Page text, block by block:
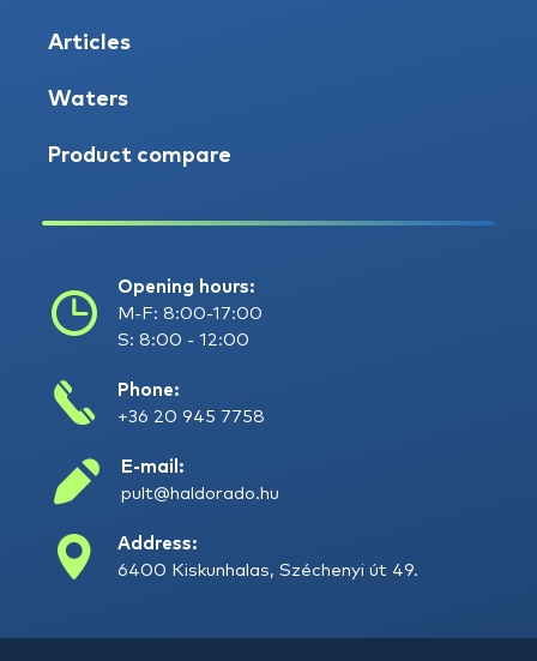
Articles
Waters
Product compare
Opening hours:
M-F: 8:00-17:00
S: 8:00 - 12:00
Phone:
+36 20 945 7758
E-mail:
pult@haldorado.hu
Address:
6400 Kiskunhalas, Széchenyi út 49.